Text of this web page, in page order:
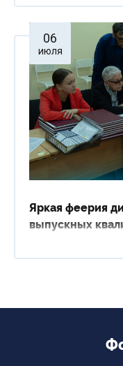
06
июля
Яркая феерия
выпускных